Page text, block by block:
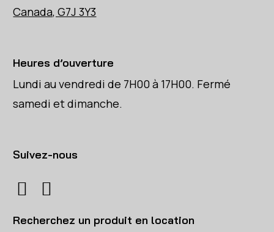
Canada, G7J 3Y3
Heures d’ouverture
Lundi au vendredi de 7H00 à 17H00. Fermé
samedi et dimanche.
Suivez-nous
Recherchez un produit en location